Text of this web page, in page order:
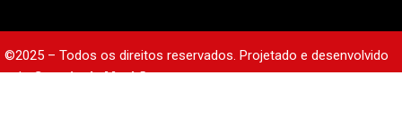
©2025 – Todos os direitos reservados. Projetado e desenvolvido
peloCorreio da Manhã.